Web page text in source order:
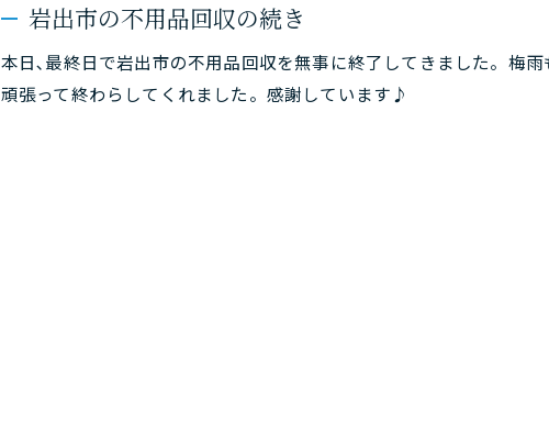
岩出市の不用品回収の続き
本日､最終日で岩出市の不用品回収を無事に終了してきました。梅
頑張って終わらしてくれました。感謝しています♪